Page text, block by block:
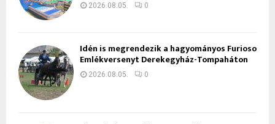
2026.08.05. 0
Idén is megrendezik a hagyományos Furioso
Emlékversenyt Derekegyház-Tompaháton
2026.08.05. 0